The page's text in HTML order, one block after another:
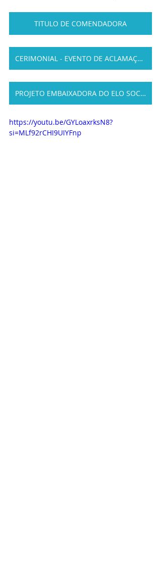
TITULO DE COMENDADORA
CERIMONIAL - EVENTO DE ACLAMAÇÃO
PROJETO EMBAIXADORA DO ELO SOCIAL
https://youtu.be/GYLoaxrksN8?
si=MLf92rCHI9UIYFnp